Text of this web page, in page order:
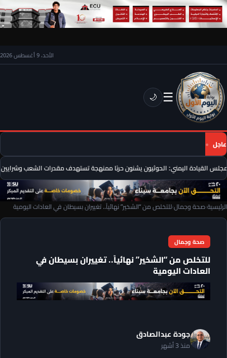
الأحد، 9 أغسطس 2026
☰
🌙
عاجل
القيادة اليمني: الحوثيون يشنون حربًا ممنهجة تستهدف مقدرات الشعب وشرايين
الرئيسية›صحة وجمال›للتخلص من “الشخير” نهائياً.. تغييران بسيطان في العادات اليومية
صحة وجمال
للتخلص من “الشخير” نهائياً.. تغييران بسيطان في
العادات اليومية
جودة عبدالصادق
منذ 3 أشهر